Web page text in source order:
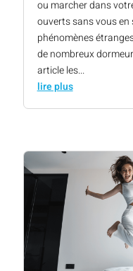
ou marcher dans
ouverts sans vous en
phénomènes
de nombreux
article les...
lire plus